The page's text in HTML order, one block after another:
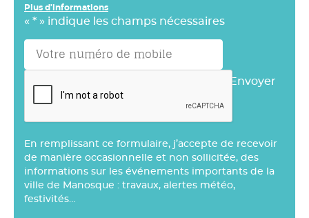
Plus d'informations
« * » indique les champs nécessaires
Envoyer
En remplissant ce formulaire, j’accepte de recevoir
de manière occasionnelle et non sollicitée, des
informations sur les événements importants de la
ville de Manosque : travaux, alertes météo,
festivités…